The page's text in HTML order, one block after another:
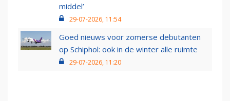
middel’
29-07-2026, 11:54
Goed nieuws voor zomerse debutanten
op Schiphol: ook in de winter alle ruimte
29-07-2026, 11:20